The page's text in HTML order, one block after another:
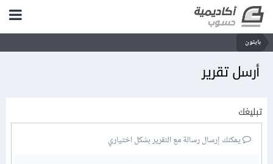
بايثون
أرسل تقرير
تبليغك
يمكنك إرسال رسالة مع التقرير بشكل اختياري